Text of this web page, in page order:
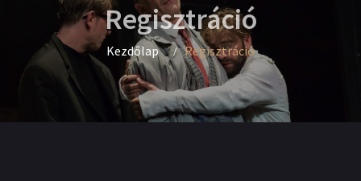
Regisztráció
Kezdőlap Regisztráció